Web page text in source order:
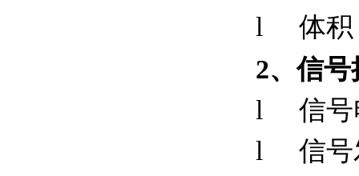
l
体积
2、信
l
信
l
信